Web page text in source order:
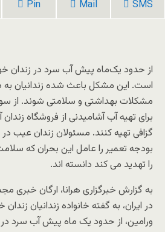
Pin Mail SMS
از حدود یک‌ماه پیش آب سرد در زندان
است. این مشکل باعث شده زندانیان به
مشکلات بهداشتی و سلامتی شوند. از
برای تهیه آب آشامیدنی از فروشگاه
گزافی تهیه کنند. مسئولان زندان عیب
بودجه تعمیر را عامل این بحران که
را تهدید می کند دانسته اند.
به گزارش خبرگزاری هرانا، ارگان خبری
در ایران، به گفته خانواده زندانیان
ورامین، از حدود یک ماه پیش آب سرد